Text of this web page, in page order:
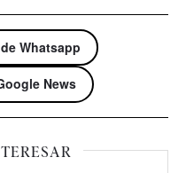
Whatsapp
News